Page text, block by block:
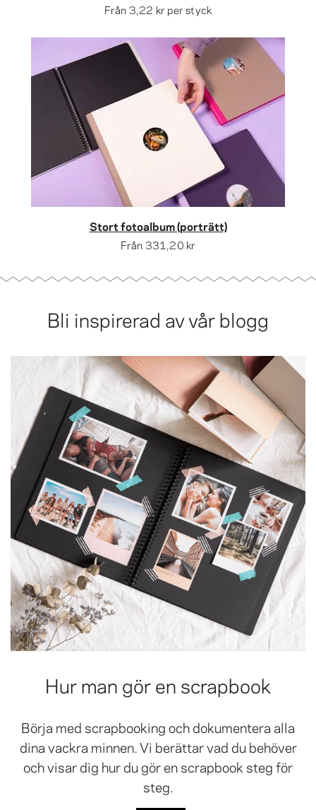
Från 3,22 kr per styck
Stort fotoalbum (porträtt)
Från 331,20 kr
Bli inspirerad av vår blogg
Hur man gör en scrapbook
Börja med scrapbooking och dokumentera alla
dina vackra minnen. Vi berättar vad du behöver
och visar dig hur du gör en scrapbook steg för
steg.